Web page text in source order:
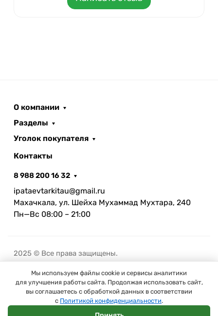
В корзину
О компании
Разделы
Уголок покупателя
Контакты
8 988 200 16 32
ipataevtarkitau@gmail.ru
Махачкала, ул. Шейха Мухаммад Мухтара, 240
Пн—Вс 08:00 – 21:00
2025 © Все права защищены.
Мы используем файлы cookie и сервисы аналитики
для улучшения работы сайта. Продолжая использовать сайт,
вы соглашаетесь с обработкой данных в соответствии
с Политикой конфиденциальности.